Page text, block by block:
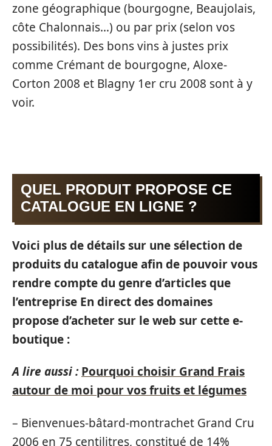
zone géographique (bourgogne, Beaujolais,
côte Chalonnais…) ou par prix (selon vos
possibilités). Des bons vins à justes prix
comme Crémant de bourgogne, Aloxe-
Corton 2008 et Blagny 1er cru 2008 sont à y
voir.
QUEL PRODUIT PROPOSE CE
CATALOGUE EN LIGNE ?
Voici plus de détails sur une sélection de
produits du catalogue afin de pouvoir vous
rendre compte du genre d’articles que
l’entreprise En direct des domaines
propose d’acheter sur le web sur cette e-
boutique :
A lire aussi : Pourquoi choisir Grand Frais
autour de moi pour vos fruits et légumes
– Bienvenues-bâtard-montrachet Grand Cru
2006 en 75 centilitres, constitué de 14%